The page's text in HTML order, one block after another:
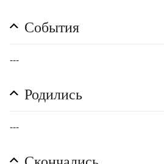
События
---
Родились
---